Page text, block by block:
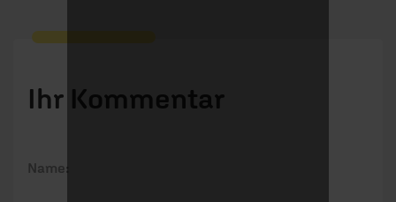
Ihr Kommentar
Name: